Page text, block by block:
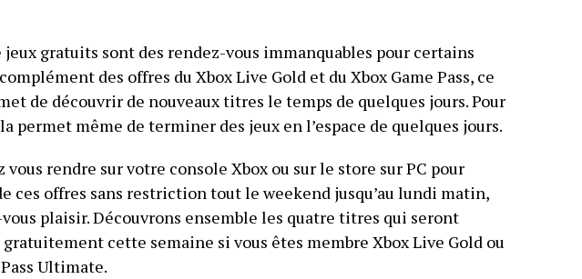
jeux gratuits sont des rendez-vous immanquables pour certains
des offres du Xbox Live Gold et du Xbox Game Pass, ce
de découvrir de nouveaux titres le temps de quelques jours. Pour
permet même de terminer des jeux en l’espace de quelques jours.
vous rendre sur votre console Xbox ou sur le store sur PC pour
ces offres sans restriction tout le weekend jusqu’au lundi matin,
plaisir. Découvrons ensemble les quatre titres qui seront
cette semaine si vous êtes membre Xbox Live Gold ou
Ultimate.